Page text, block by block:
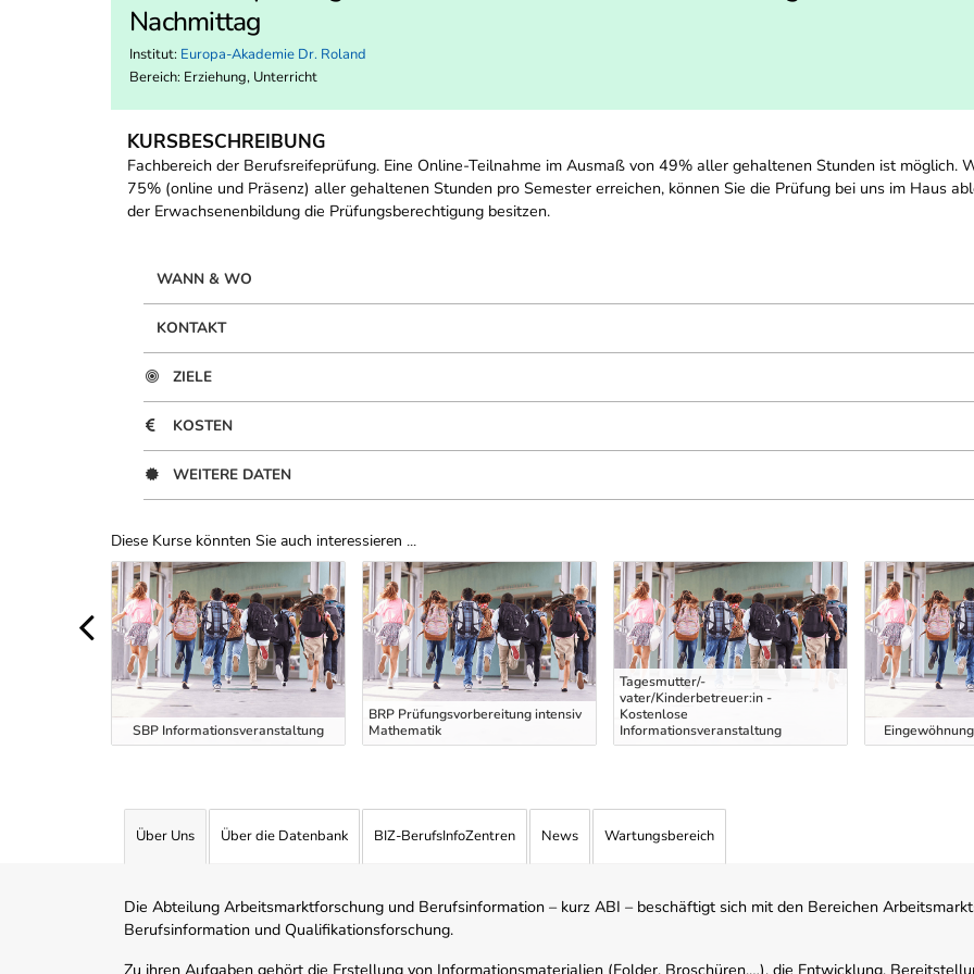
Nachmittag
Institut: Europa-Akademie Dr. Roland
Bereich: Erziehung, Unterricht
KURSBESCHREIBUNG
Fachbereich der Berufsreifeprüfung. Eine Online-Teilnahme im Ausmaß von 49% aller gehaltenen Stunden ist möglich.
75% (online und Präsenz) aller gehaltenen Stunden pro Semester erreichen, können Sie die Prüfung bei uns im Haus
der Erwachsenenbildung die Prüfungsberechtigung besitzen.
WANN & WO
KONTAKT
ZIELE
KOSTEN
WEITERE DATEN
Diese Kurse könnten Sie auch interessieren ...
Uber Weiterbildungsvorschläge
SBP Informationsveranstaltung
BRP Prüfungsvorbereitung intensiv
Mathematik
Tagesmutter/-
vater/Kinderbetreuer:in -
Kostenlose
Informationsveranstaltung
Über Uns Über die Datenbank BIZ-BerufsInfoZentren News Wartungsbereich
Die Abteilung Arbeitsmarktforschung und Berufsinformation – kurz ABI – beschäftigt sich mit den Bereichen
Berufsinformation und Qualifikationsforschung.